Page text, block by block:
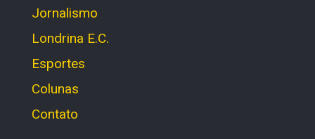
Jornalismo
Londrina E.C.
Esportes
Colunas
Contato